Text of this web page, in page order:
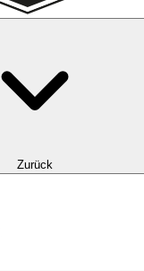
Zurück